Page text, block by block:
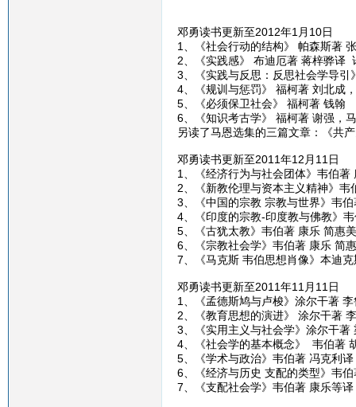
邓勇读书更新至2012年1月10日
1、《社会行动的结构》 帕森斯著
2、《实践感》 布迪厄著 蒋梓骅译
3、《实践与反思：反思社会学导
4、《规训与惩罚》 福柯著 刘北成
5、《必须保卫社会》 福柯著 钱翰
6、《知识考古学》 福柯著 谢强，
另读了马恩选集的三篇文章：《共
邓勇读书更新至2011年12月11日
1、《经济行为与社会团体》韦伯
2、《新教伦理与资本主义精神》
3、《中国的宗教 宗教与世界》韦
4、《印度的宗教-印度教与佛教》
5、《古犹太教》韦伯著 康乐 简惠
6、《宗教社会学》韦伯著 康乐 简
7、《马克斯 韦伯思想肖像》本迪
邓勇读书更新至2011年11月11日
1、《孟德斯鸠与卢梭》涂尔干著
2、《教育思想的演进》 涂尔干著
3、《实用主义与社会学》涂尔干著
4、《社会学的基本概念》 韦伯著
5、《学术与政治》韦伯著 冯克利
6、《经济与历史 支配的类型》韦
7、《支配社会学》韦伯著 康乐等